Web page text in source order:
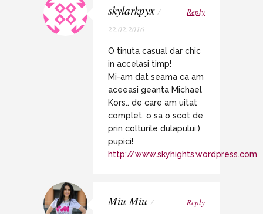
skylarkpyx /
22.02.2016
Reply
O tinuta casual dar chic
in accelasi timp!
Mi-am dat seama ca am
aceeasi geanta Michael
Kors.. de care am uitat
complet. o sa o scot de
prin colturile dulapului:)
pupici!
http://www.skyhights,wordpress.com
Miu Miu /
Reply